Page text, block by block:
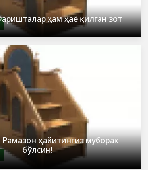
ҳам ҳаё қилган зот
Рамазон ҳайитингиз муборак
бўлсин!